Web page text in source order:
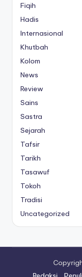
Fiqih
Hadis
Internasional
Khutbah
Kolom
News
Review
Sains
Sastra
Sejarah
Tafsir
Tarikh
Tasawuf
Tokoh
Tradisi
Uncategorized